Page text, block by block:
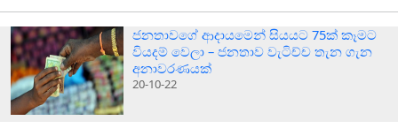
ජනතාවගේ ආදායමෙන් සියයට 75ක් කෑමට
වියදම් වෙලා – ජනතාව වැටිච්ච තැන ගැන
අනාවරණයක්
20-10-22